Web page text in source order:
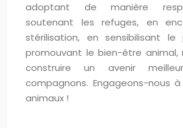
adoptant de manière
soutenant les refuges, en
stérilisation, en sensibilisant
promouvant le bien-être animal,
construire un avenir
compagnons. Engageons-nous
animaux !